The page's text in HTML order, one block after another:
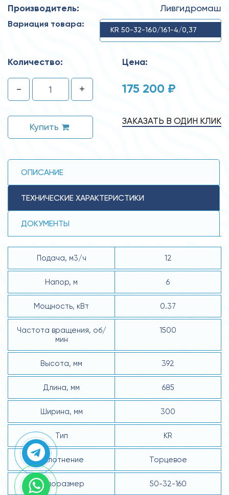
Производитель: Ливгидромаш
Вариация товара:
KR 50-32-160/161-4/0,37
Количество:
- +
Купить
Цена:
175 200 ₽
ЗАКАЗАТЬ В ОДИН КЛИК
ОПИСАНИЕ
ТЕХНИЧЕСКИЕ ХАРАКТЕРИСТИКИ
ДОКУМЕНТЫ
Подача, м3/ч 12
Напор, м 6
Мощность, кВт 0.37
Частота вращения, об/
мин
1500
Высота, мм 392
Длина, мм 685
Ширина, мм 300
Тип KR
Уплотнение Торцевое
Типоразмер 50-32-160